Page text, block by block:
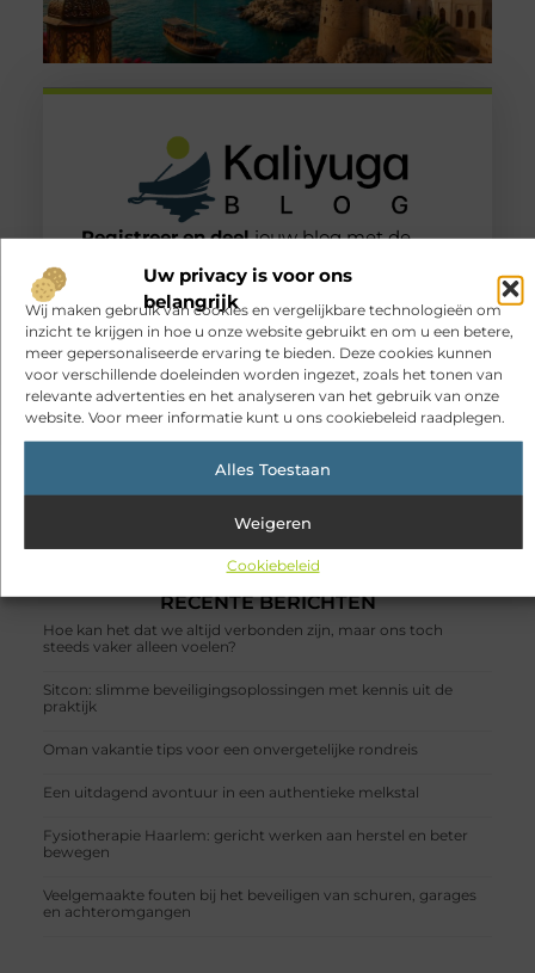
Uw privacy is voor ons
belangrijk
Wij maken gebruik van cookies en vergelijkbare technologieën om
inzicht te krijgen in hoe u onze website gebruikt en om u een betere,
meer gepersonaliseerde ervaring te bieden. Deze cookies kunnen
voor verschillende doeleinden worden ingezet, zoals het tonen van
relevante advertenties en het analyseren van het gebruik van onze
website. Voor meer informatie kunt u ons cookiebeleid raadplegen.
Alles Toestaan
Weigeren
Cookiebeleid
POPULAIRE ONDERWERPEN
Zakelijk
(30 )
RECENTE BERICHTEN
Hoe kan het dat we altijd verbonden zijn, maar ons toch
steeds vaker alleen voelen?
Sitcon: slimme beveiligingsoplossingen met kennis uit de
praktijk
Oman vakantie tips voor een onvergetelijke rondreis
Een uitdagend avontuur in een authentieke melkstal
Fysiotherapie Haarlem: gericht werken aan herstel en beter
bewegen
Veelgemaakte fouten bij het beveiligen van schuren, garages
en achteromgangen
Registreer en deeljouw blog met de
Heb je een verhaal te vertellen? Deel jouw kennis en
ervaringen met een breed publiek op ons
blogplatform. Word lid en begin meteen.
Registreer nu!